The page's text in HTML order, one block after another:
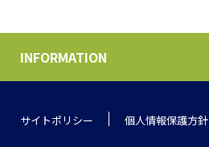
INFORMATION
サイトポリシー 個人情報保護方針